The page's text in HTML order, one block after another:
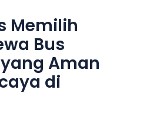
Memilih
Bus
Aman
di